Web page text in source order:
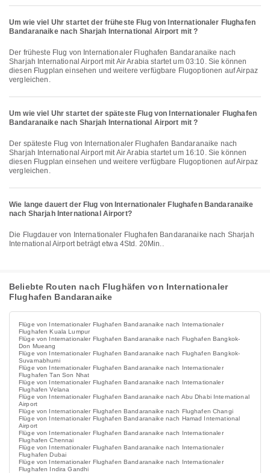
Um wie viel Uhr startet der früheste Flug von Internationaler Flughafen
Bandaranaike nach Sharjah International Airport mit ?
Der früheste Flug von Internationaler Flughafen Bandaranaike nach
Sharjah International Airport mit Air Arabia startet um 03:10. Sie können
diesen Flugplan einsehen und weitere verfügbare Flugoptionen auf Airpaz
vergleichen.
Um wie viel Uhr startet der späteste Flug von Internationaler Flughafen
Bandaranaike nach Sharjah International Airport mit ?
Der späteste Flug von Internationaler Flughafen Bandaranaike nach
Sharjah International Airport mit Air Arabia startet um 16:10. Sie können
diesen Flugplan einsehen und weitere verfügbare Flugoptionen auf Airpaz
vergleichen.
Wie lange dauert der Flug von Internationaler Flughafen Bandaranaike
nach Sharjah International Airport?
Die Flugdauer von Internationaler Flughafen Bandaranaike nach Sharjah
International Airport beträgt etwa 4Std. 20Min..
Beliebte Routen nach Flughäfen von Internationaler
Flughafen Bandaranaike
Flüge von Internationaler Flughafen Bandaranaike nach Internationaler
Flughafen Kuala Lumpur
Flüge von Internationaler Flughafen Bandaranaike nach Flughafen Bangkok-
Don Mueang
Flüge von Internationaler Flughafen Bandaranaike nach Flughafen Bangkok-
Suvarnabhumi
Flüge von Internationaler Flughafen Bandaranaike nach Internationaler
Flughafen Tan Son Nhat
Flüge von Internationaler Flughafen Bandaranaike nach Internationaler
Flughafen Velana
Flüge von Internationaler Flughafen Bandaranaike nach Abu Dhabi International
Airport
Flüge von Internationaler Flughafen Bandaranaike nach Flughafen Changi
Flüge von Internationaler Flughafen Bandaranaike nach Hamad International
Airport
Flüge von Internationaler Flughafen Bandaranaike nach Internationaler
Flughafen Chennai
Flüge von Internationaler Flughafen Bandaranaike nach Internationaler
Flughafen Dubai
Flüge von Internationaler Flughafen Bandaranaike nach Internationaler
Flughafen Indira Gandhi